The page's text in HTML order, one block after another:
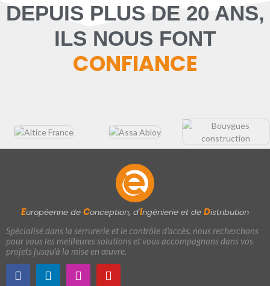
DEPUIS PLUS DE 20 ANS,
ILS NOUS FONT
CONFIANCE
Européenne de Conception, d'Ingénierie et de Distribution
Spécialisé dans la serrurerie et le contrôle d'accès, nous recherchons
pour vous les meilleures solutions et vous accompagnons dans vos
projets jusqu'à la mise en œuvre.